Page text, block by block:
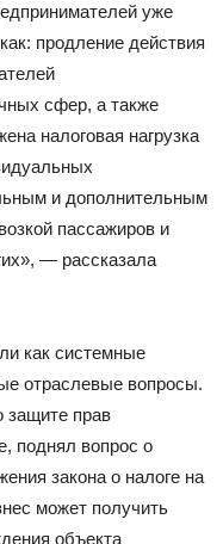
уже
продление действия
сфер, а также
налоговая нагрузка
и дополнительным
пассажиров и
— рассказала
как системные
отраслевые вопросы.
защите прав
поднял вопрос о
закона о налоге на
может получить
объекта